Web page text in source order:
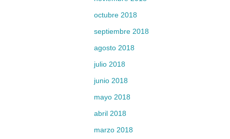
octubre 2018
septiembre 2018
agosto 2018
julio 2018
junio 2018
mayo 2018
abril 2018
marzo 2018